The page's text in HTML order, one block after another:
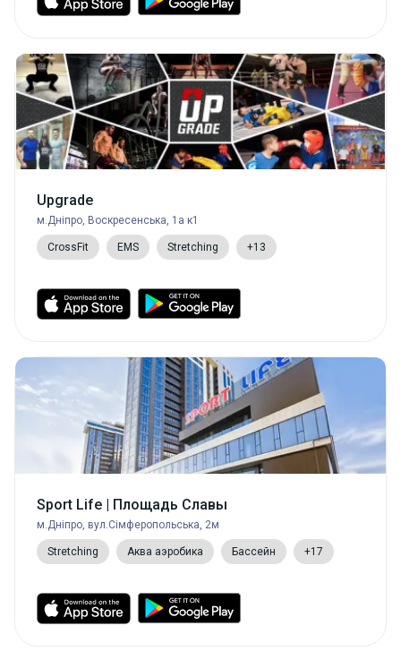
Upgrade
м.Дніпро, Воскресенська, 1а к1
CrossFit EMS Stretching +13
Sport Life | Площадь Славы
м.Дніпро, вул.Сімферопольська, 2м
Stretching Аква аэробика Бассейн +17